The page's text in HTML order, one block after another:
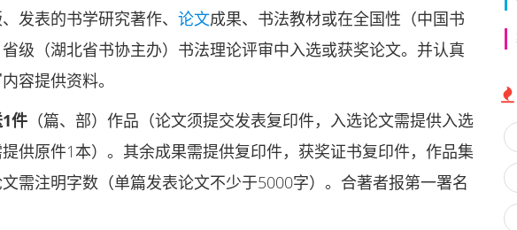
发表的书学研究著作、 论文成果、书法教材或在全国性（中国书
级（湖北省书协主办）书法理论评审中入选或获奖论文。并认真
容提供资料。
件 （篇、部）作品（论文须提交发表复印件，入选论文需提供入选
供原件1本）。其余成果需提供复印件，获奖证书复印件，作品集
需注明字数（单篇发表论文不少于5000字）。合著者报第一署名